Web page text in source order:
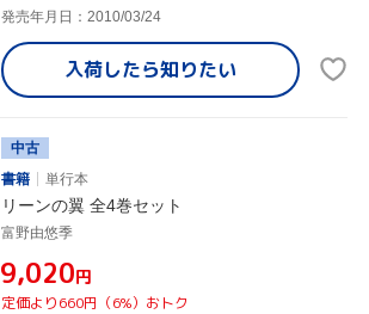
発売年月日：2010/03/24
入荷したら知りたい
中古
書籍
単行本
リーンの翼 全4巻セット
富野由悠季
¥9,020円
定価より660円（6%）おトク